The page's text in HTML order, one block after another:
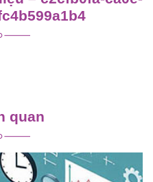
quan